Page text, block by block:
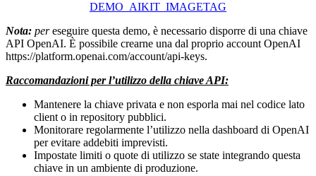
DEMO_AIKIT_IMAGETAG
Nota: pereseguire questa demo, è necessario disporre di una chiave
API OpenAI. È possibile crearne una dal proprio account OpenAI
https://platform.openai.com/account/api-keys.
Raccomandazioni per l’utilizzo della chiave API:
Mantenere la chiave privata e non esporla mai nel codice lato
client o in repository pubblici.
Monitorare regolarmente l’utilizzo nella dashboard di OpenAI
per evitare addebiti imprevisti.
Impostate limiti o quote di utilizzo se state integrando questa
chiave in un ambiente di produzione.